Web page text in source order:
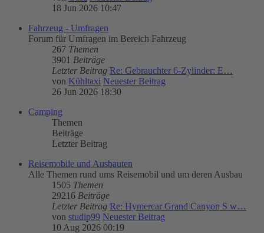
18 Jun 2026 10:47
Fahrzeug - Umfragen
Forum für Umfragen im Bereich Fahrzeug
267 Themen
3901 Beiträge
Letzter Beitrag Re: Gebrauchter 6-Zylinder: E…
von Kühltaxi Neuester Beitrag
26 Jun 2026 18:30
Camping
Themen
Beiträge
Letzter Beitrag
Reisemobile und Ausbauten
Alle Themen rund ums Reisemobil und um deren Ausbau
1505 Themen
29216 Beiträge
Letzter Beitrag Re: Hymercar Grand Canyon S w…
von studip99 Neuester Beitrag
10 Aug 2026 00:19